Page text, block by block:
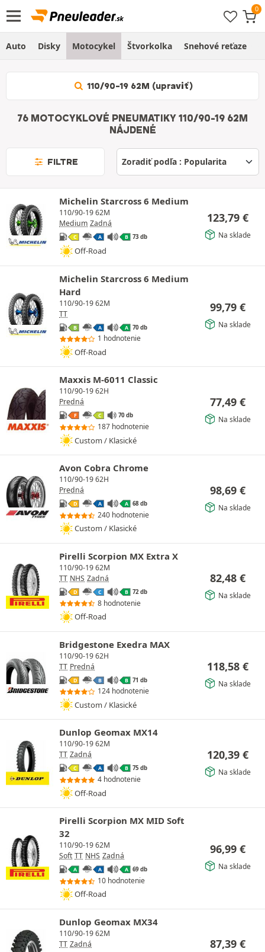
Auto Disky Motocykel Štvorkolka Snehové reťaze
110/90-19 62M (upraviť)
76 MOTOCYKLOVÉ PNEUMATIKY 110/90-19 62M
NÁJDENÉ
FILTRE
Michelin Starcross 6 Medium
110/90-19 62M
Medium Zadná
C A B 73 db
Off-Road
123,79 €
Na sklade
Michelin Starcross 6 Medium
Hard
110/90-19 62M
TT
B A A 70 db
1 hodnotenie
Off-Road
99,79 €
Na sklade
Maxxis M-6011 Classic
110/90-19 62H
Predná
F C 70 db
187 hodnotenie
Custom / Klasické
77,49 €
Na sklade
Avon Cobra Chrome
110/90-19 62H
Predná
D A A 68 db
240 hodnotenie
Custom / Klasické
98,69 €
Na sklade
Pirelli Scorpion MX Extra X
110/90-19 62M
TT NHS Zadná
D C B 72 db
8 hodnotenie
Off-Road
82,48 €
Na sklade
Bridgestone Exedra MAX
110/90-19 62H
TT Predná
D B B 71 db
124 hodnotenie
Custom / Klasické
118,58 €
Na sklade
Dunlop Geomax MX14
110/90-19 62M
TT Zadná
C A B 75 db
4 hodnotenie
Off-Road
120,39 €
Na sklade
Pirelli Scorpion MX MID Soft
32
110/90-19 62M
Soft TT NHS Zadná
A A A 69 db
10 hodnotenie
Off-Road
96,99 €
Na sklade
Dunlop Geomax MX34
110/90-19 62M
TT Zadná 87,39 €